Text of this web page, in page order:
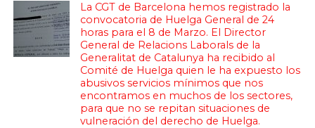
La CGT de Barcelona hemos registrado la
convocatoria de Huelga General de 24
horas para el 8 de Marzo. El Director
General de Relacions Laborals de la
Generalitat de Catalunya ha recibido al
Comité de Huelga quien le ha expuesto los
abusivos servicios mínimos que nos
encontramos en muchos de los sectores,
para que no se repitan situaciones de
vulneración del derecho de Huelga.